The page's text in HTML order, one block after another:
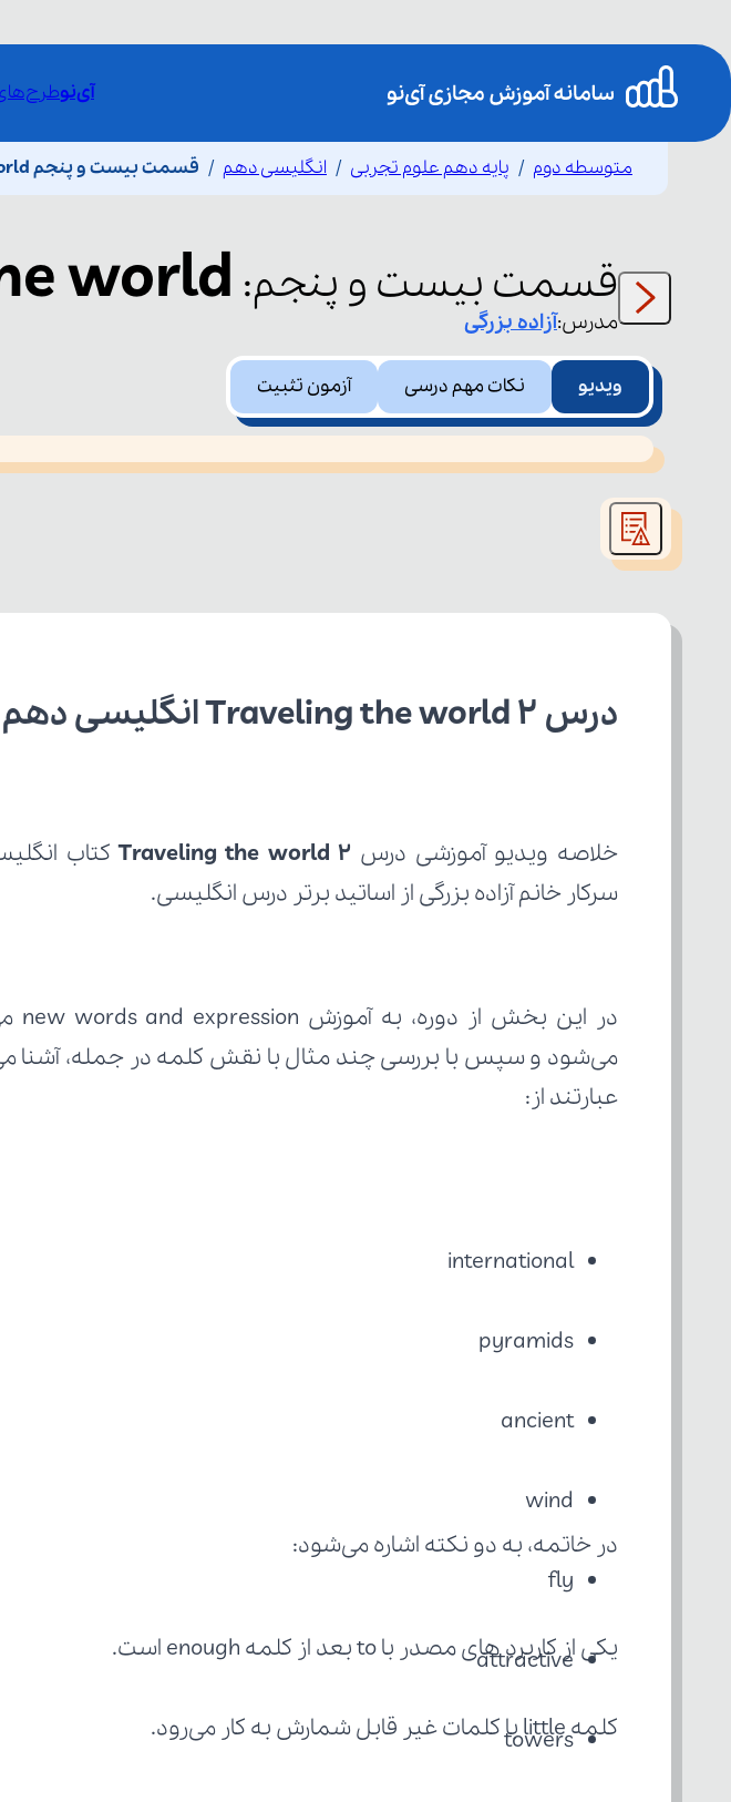
آی‌نو
متوسطه دوم پایه دهم علوم تجربی انگلیسی دهم قسمت بیست و پنجم Traveling the world
قسمت بیست و پنجم:
world مدرس:آزادهبزرگی
ویدیو نکات مهم درسی آزمون تثبیت
This
is
window.
درس Traveling the world 2 انگلیسی دهم تجربی
خلاصه ویدیو آموزشی درس Traveling the world 2
سرکار خانم آزاده بزرگی از اساتید برتر درس انگلیسی.
عبارتند از:
international
pyramids
ancient
wind
fly
attractive
towers
در خاتمه، به دو نکته اشاره می‌شود:
یکی از کاربرد های مصدر با to بعد از کلمه enough است.
کلمه little با کلمات غیر قابل شمارش به کار می‌رود.